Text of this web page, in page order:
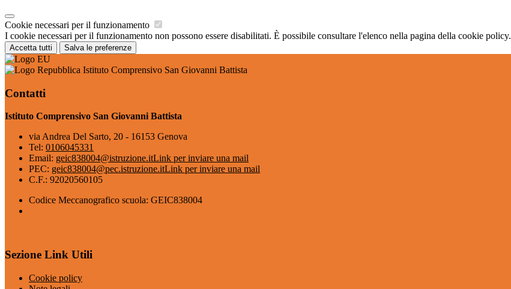
Cookie necessari per il funzionamento
I cookie necessari per il funzionamento non possono essere disabilitati. È possibile consultare l'elenco nella pagina della cookie policy.
Accetta tutti Salva le preferenze
Istituto Comprensivo San Giovanni Battista
Contatti
Istituto Comprensivo San Giovanni Battista
via Andrea Del Sarto, 20 - 16153 Genova
Tel: 0106045331
Email: geic838004@istruzione.itLink per inviare una mail
PEC: geic838004@pec.istruzione.itLink per inviare una mail
C.F.: 92020560105
Codice Meccanografico scuola: GEIC838004
Sezione Link Utili
Cookie policy